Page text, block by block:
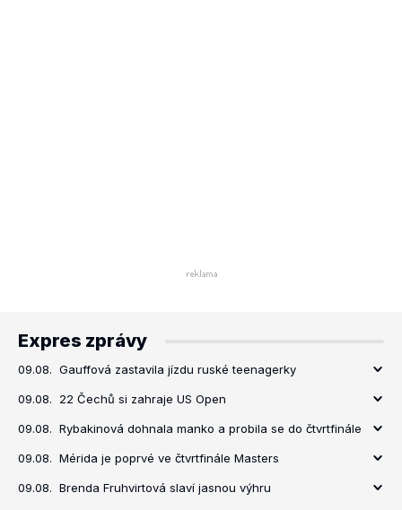
Expres zprávy
09.08. Gauffová zastavila jízdu ruské teenagerky
09.08. 22 Čechů si zahraje US Open
09.08. Rybakinová dohnala manko a probila se do čtvrtfinále
09.08. Mérida je poprvé ve čtvrtfinále Masters
09.08. Brenda Fruhvirtová slaví jasnou výhru